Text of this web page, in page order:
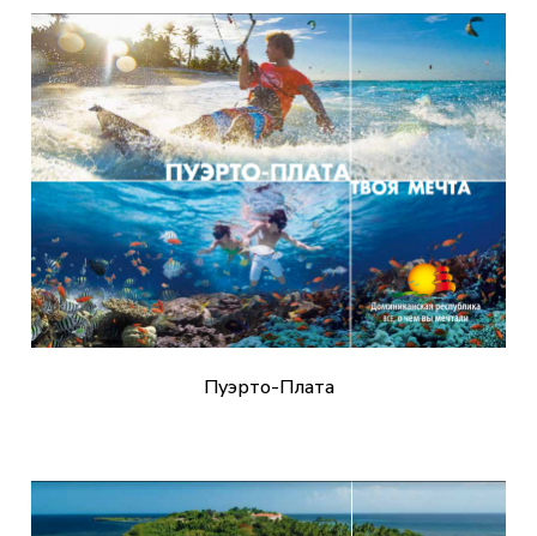
Пуэрто-Плата